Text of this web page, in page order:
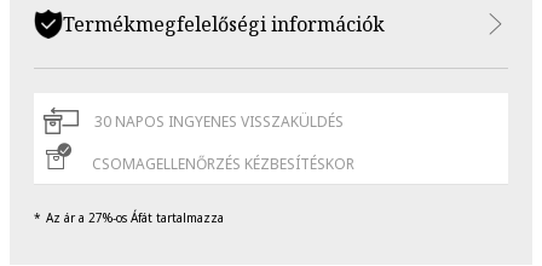
Termékmegfelelőségi információk
30 NAPOS INGYENES VISSZAKÜLDÉS
CSOMAGELLENŐRZÉS KÉZBESÍTÉSKOR
Az ár a 27%-os Áfát tartalmazza